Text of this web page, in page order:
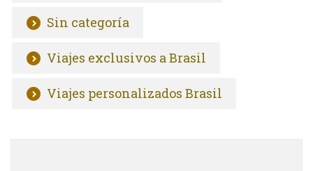
Sin categoría
Viajes exclusivos a Brasil
Viajes personalizados Brasil